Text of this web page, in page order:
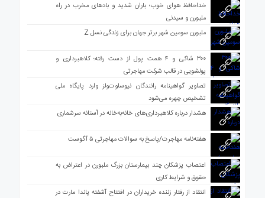
خداحافظ هوای خوب؛ باران شدید و بادهای مخرب در راه
ملبورن و سیدنی
ملبورن سومین شهر برتر جهان برای زندگی نسل Z
۳۰۰ شاکی و ۴ همت پول از دست رفته؛ کلاهبرداری و
پولشویی در قالب شرکت مهاجرتی
تصاویر گواهینامه رانندگان نیوساوت‌ولز وارد پایگاه ملی
تشخیص چهره می‌شود
هشدار درباره کلاهبرداری‌های خانه‌به‌خانه در آستانه سرشماری
هفته‌نامه مهاجرت/پاسخ به سوالات مهاجرتی ۵ آگوست
اعتصاب پزشکان چند بیمارستان بزرگ ملبورن در اعتراض به
حقوق و شرایط کاری
انتقاد از رفتار زننده خریداران در افتتاح آشفته پاندا مارت در